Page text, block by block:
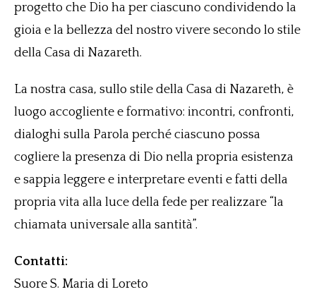
progetto che Dio ha per ciascuno condividendo la
gioia e la bellezza del nostro vivere secondo lo stile
della Casa di Nazareth.
La nostra casa, sullo stile della Casa di Nazareth, è
luogo accogliente e formativo: incontri, confronti,
dialoghi sulla Parola perché ciascuno possa
cogliere la presenza di Dio nella propria esistenza
e sappia leggere e interpretare eventi e fatti della
propria vita alla luce della fede per realizzare “la
chiamata universale alla santità”.
Contatti:
Suore S. Maria di Loreto